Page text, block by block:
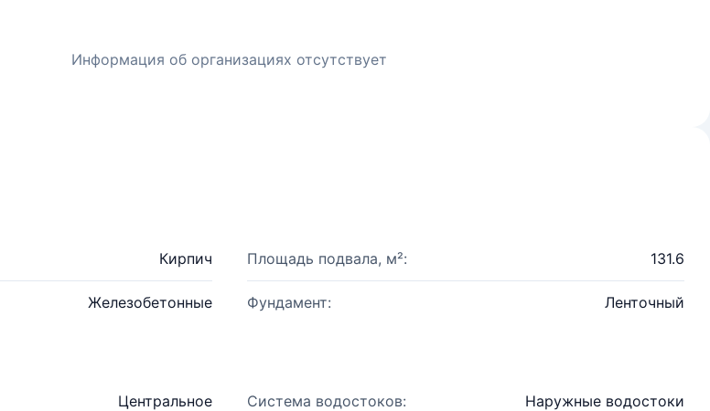
Информация об организациях отсутствует
Кирпич Площадь подвала, м²: 131.6
Железобетонные Фундамент: Ленточный
Центральное Система водостоков: Наружные водостоки